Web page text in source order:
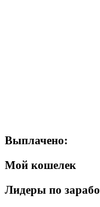
Выплачено:
Мой кошелек
Лидеры по